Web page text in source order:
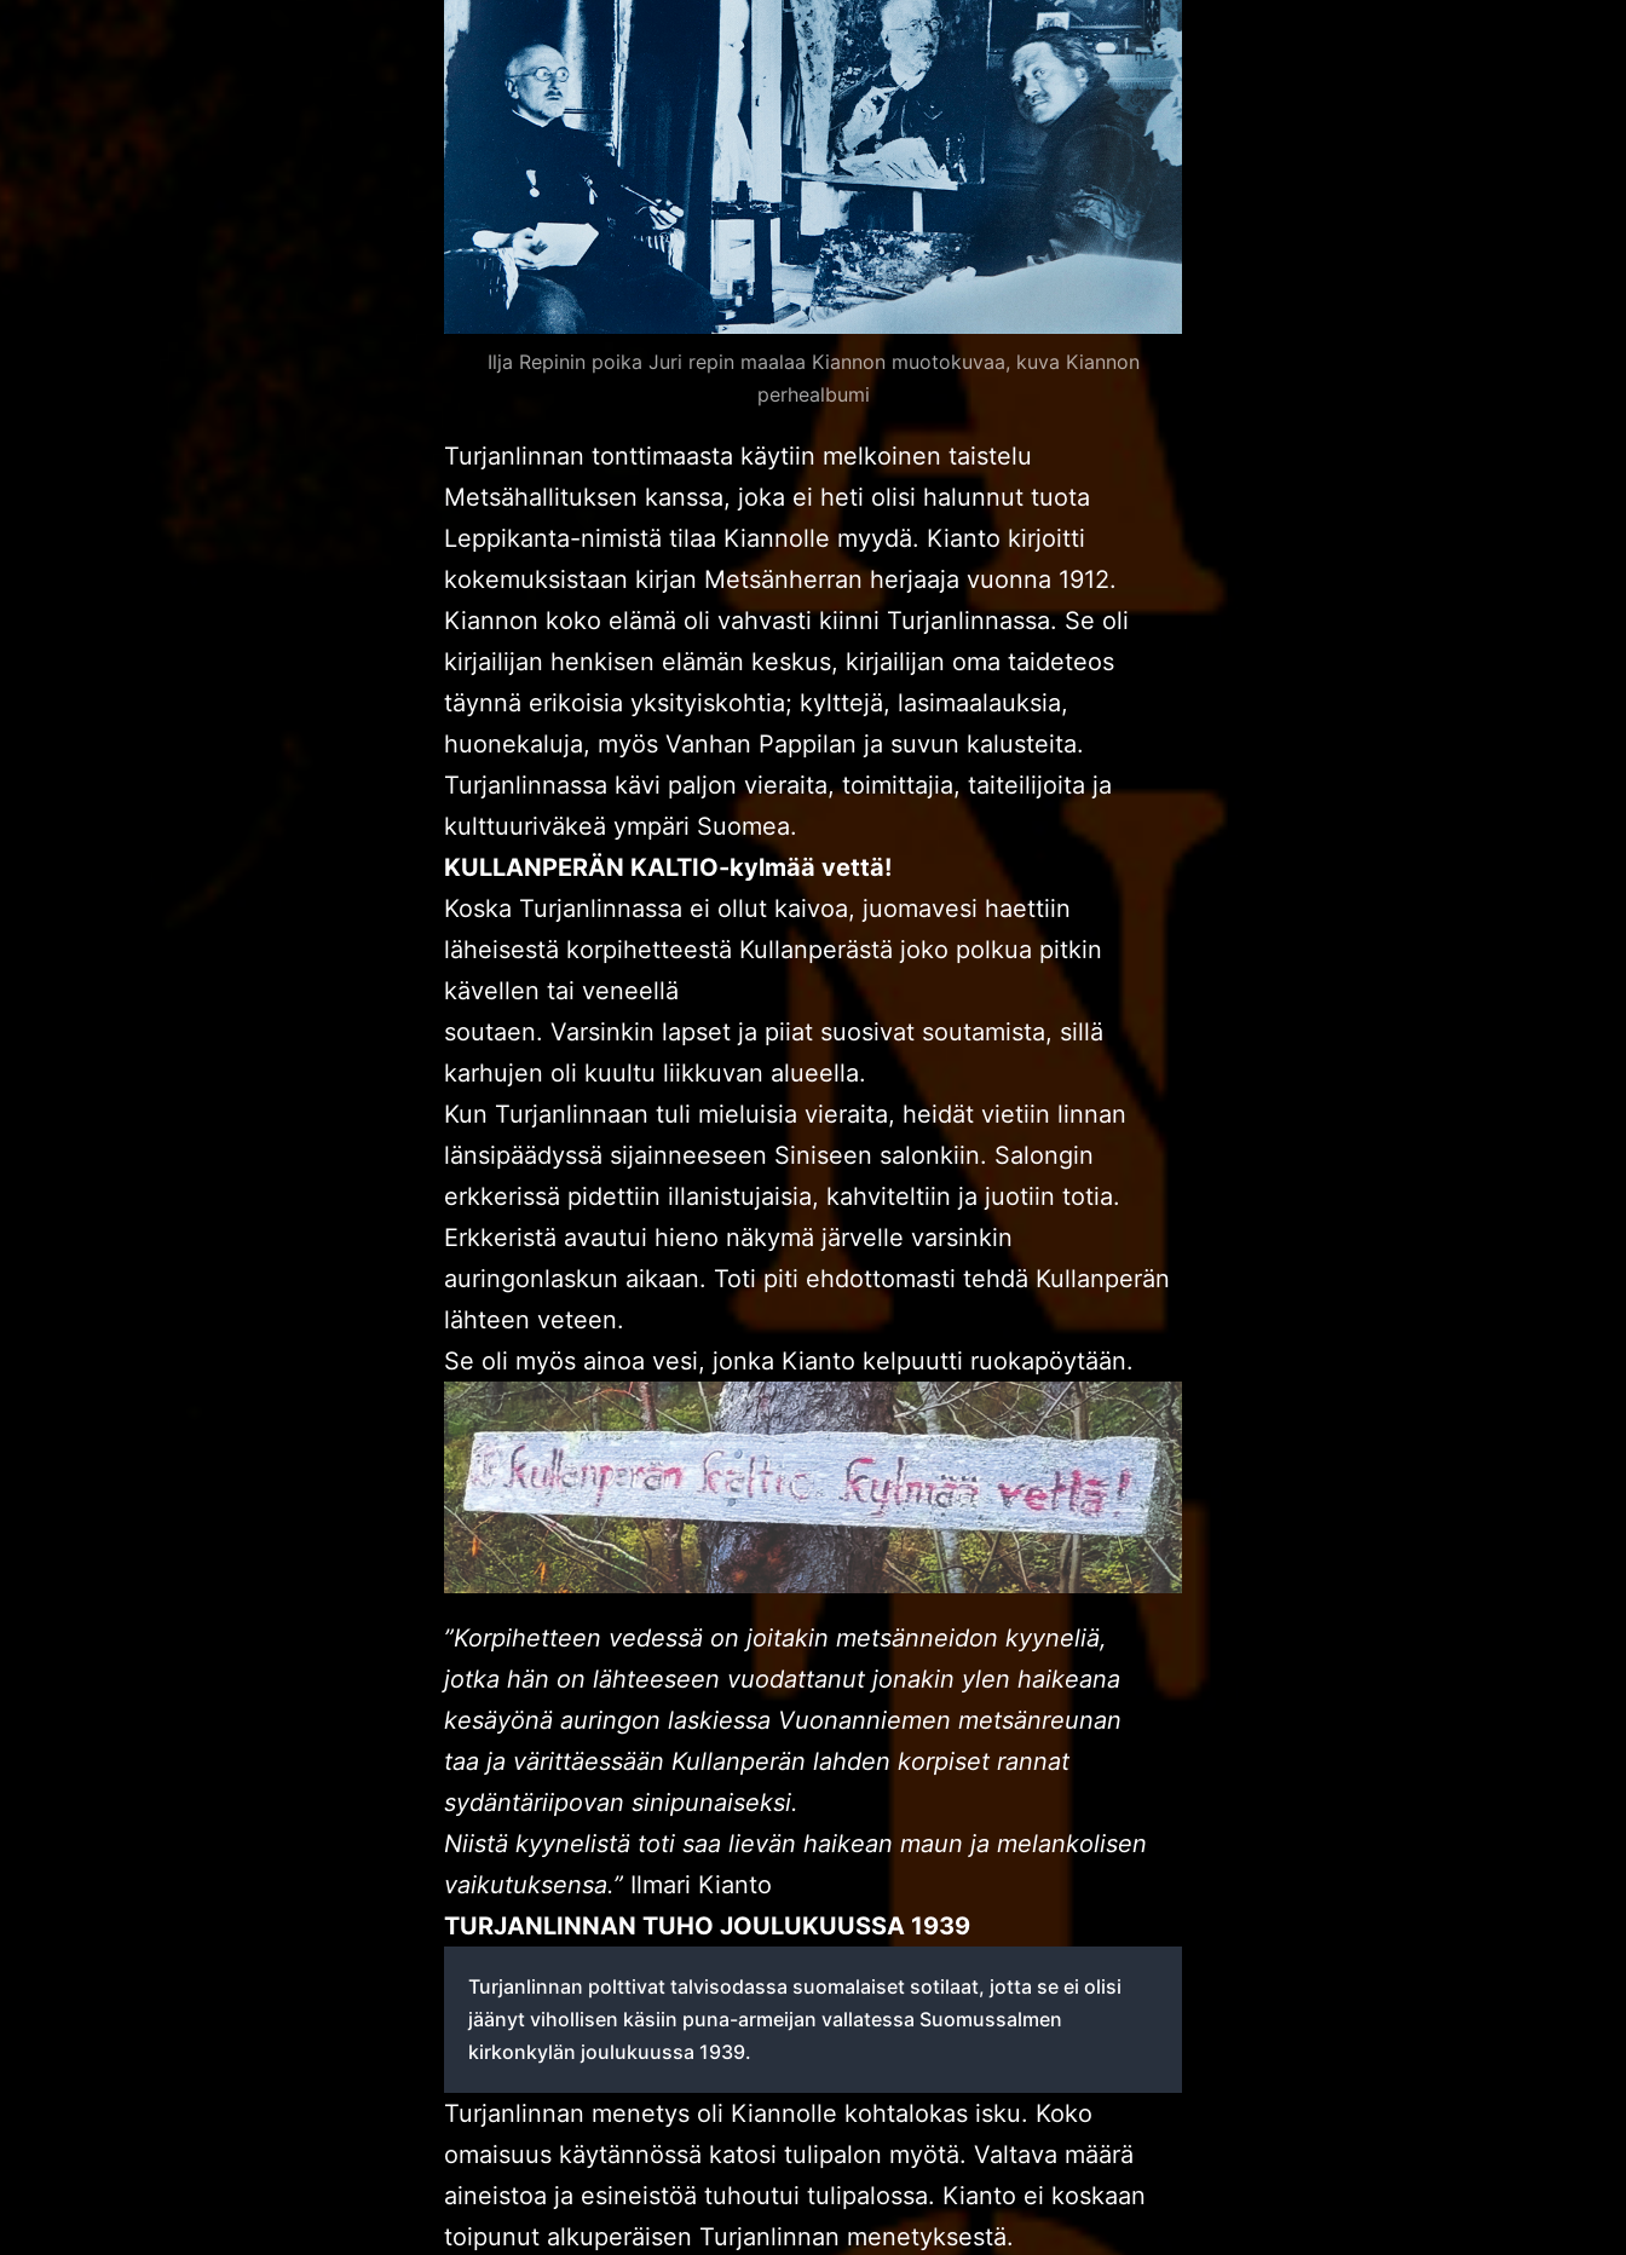
Ilja Repinin poika Juri repin maalaa Kiannon muotokuvaa, kuva Kiannon
perhealbumi
Turjanlinnan tonttimaasta käytiin melkoinen taistelu
Metsähallituksen kanssa, joka ei heti olisi halunnut tuota
Leppikanta-nimistä tilaa Kiannolle myydä. Kianto kirjoitti
kokemuksistaan kirjan Metsänherran herjaaja vuonna 1912.
Kiannon koko elämä oli vahvasti kiinni Turjanlinnassa. Se oli
kirjailijan henkisen elämän keskus, kirjailijan oma taideteos
täynnä erikoisia yksityiskohtia; kylttejä, lasimaalauksia,
huonekaluja, myös Vanhan Pappilan ja suvun kalusteita.
Turjanlinnassa kävi paljon vieraita, toimittajia, taiteilijoita ja
kulttuuriväkeä ympäri Suomea.
KULLANPERÄN KALTIO-kylmää vettä!
Koska Turjanlinnassa ei ollut kaivoa, juomavesi haettiin
läheisestä korpihetteestä Kullanperästä joko polkua pitkin
kävellen tai veneellä
soutaen. Varsinkin lapset ja piiat suosivat soutamista, sillä
karhujen oli kuultu liikkuvan alueella.
Kun Turjanlinnaan tuli mieluisia vieraita, heidät vietiin linnan
länsipäädyssä sijainneeseen Siniseen salonkiin. Salongin
erkkerissä pidettiin illanistujaisia, kahviteltiin ja juotiin totia.
Erkkeristä avautui hieno näkymä järvelle varsinkin
auringonlaskun aikaan. Toti piti ehdottomasti tehdä Kullanperän
lähteen veteen.
Se oli myös ainoa vesi, jonka Kianto kelpuutti ruokapöytään.
”Korpihetteen vedessä on joitakin metsänneidon kyyneliä,
jotka hän on lähteeseen vuodattanut jonakin ylen haikeana
kesäyönä auringon laskiessa Vuonanniemen metsänreunan
taa ja värittäessään Kullanperän lahden korpiset rannat
sydäntäriipovan sinipunaiseksi.
Niistä kyynelistä toti saa lievän haikean maun ja melankolisen
vaikutuksensa.” Ilmari Kianto
TURJANLINNAN TUHO JOULUKUUSSA 1939
Turjanlinnan polttivat talvisodassa suomalaiset sotilaat, jotta se ei olisi
jäänyt vihollisen käsiin puna-armeijan vallatessa Suomussalmen
kirkonkylän joulukuussa 1939.
Turjanlinnan menetys oli Kiannolle kohtalokas isku. Koko
omaisuus käytännössä katosi tulipalon myötä. Valtava määrä
aineistoa ja esineistöä tuhoutui tulipalossa. Kianto ei koskaan
toipunut alkuperäisen Turjanlinnan menetyksestä.